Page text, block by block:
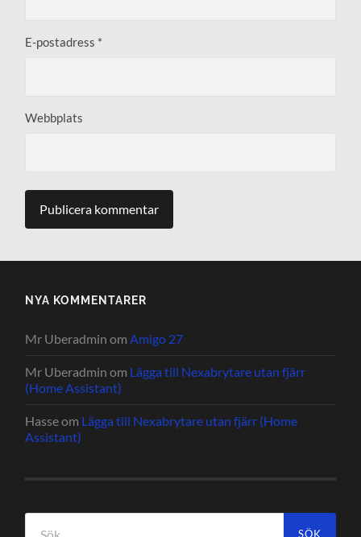
E-postadress *
Webbplats
NYA KOMMENTARER
Mr Uberadmin omAmigo 27
Mr Uberadmin om Lägga till Nexabrytare utan fjärr
(Home Assistant)
Hasseom Lägga till Nexabrytare utan fjärr (Home
Assistant)